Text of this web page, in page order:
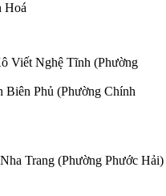
Hoá
Viết Nghệ Tĩnh (Phường
Biên Phủ (Phường Chính
Trang (Phường Phước Hải)